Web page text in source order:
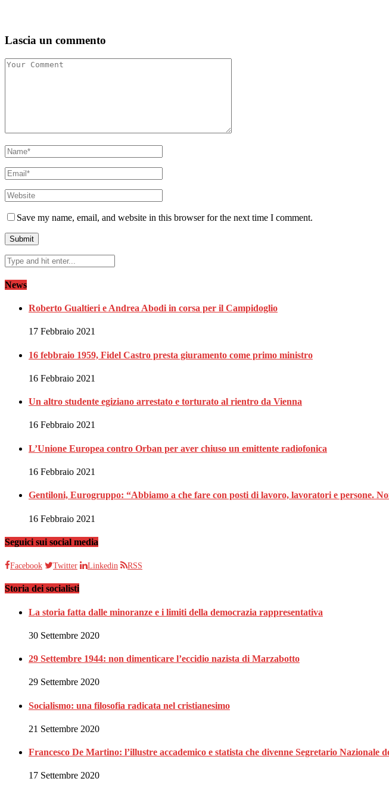
Lascia un commento
Save my name, email, and website in this browser for the next time I comment.
News
Roberto Gualtieri e Andrea Abodi in corsa per il Campidoglio
17 Febbraio 2021
16 febbraio 1959, Fidel Castro presta giuramento come primo ministro
16 Febbraio 2021
Un altro studente egiziano arrestato e torturato al rientro da Vienna
16 Febbraio 2021
L’Unione Europea contro Orban per aver chiuso un emittente radiofonica
16 Febbraio 2021
Gentiloni, Eurogruppo: “Abbiamo a che fare con posti di lavoro, lavoratori e persone.
16 Febbraio 2021
Seguici sui social media
Facebook Twitter Linkedin RSS
Storia dei socialisti
La storia fatta dalle minoranze e i limiti della democrazia rappresentativa
30 Settembre 2020
29 Settembre 1944: non dimenticare l’eccidio nazista di Marzabotto
29 Settembre 2020
Socialismo: una filosofia radicata nel cristianesimo
21 Settembre 2020
Francesco De Martino: l’illustre accademico e statista che divenne Segretario Nazionale
17 Settembre 2020